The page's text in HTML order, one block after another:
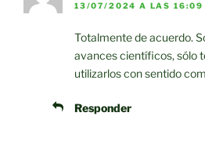
13/07/2024 A LAS 16:09
Totalmente de acuerdo.
avances científicos, sólo
utilizarlos con sentido
Responder